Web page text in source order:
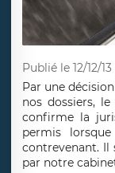
Publié le 12/12/13
Par une
nos dossiers,
confirme la
permis
contrevenant. Il
par notre